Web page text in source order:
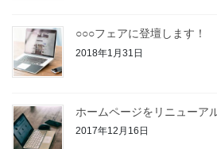
○○○フェアに登壇します！
2018年1月31日
ホームページをリニューア
2017年12月16日